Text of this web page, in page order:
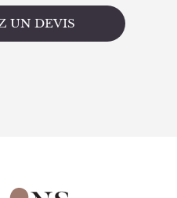
UN DEVIS